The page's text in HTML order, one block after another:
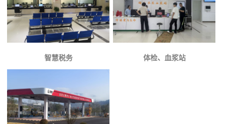
智慧税务 体检、血浆站